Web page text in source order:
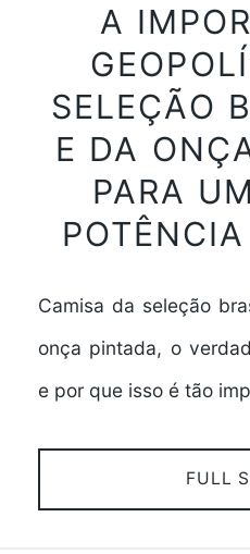
A
SELEÇÃO
E DA
PARA
Camisa da seleção
onça pintada, o
e por que isso é tão
FULL